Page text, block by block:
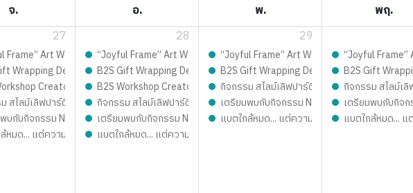
จ. อ. พ. พฤ.
27 28 29
Frame” Art Workshop ดีไซน์เฟรมการ์ด ชิ้นเดียวในโลก เติมเต็มความสนุก จอยทุกเจน กับ เก่งน้ำปิง
“Joyful Frame” Art Workshop ดีไซน์เฟรมการ์ด ชิ้นเดียวในโลก เติมเต็มความ
“Joyful Frame” Art Workshop ดีไซน์เฟรมการ์
“Joyful
Wrapping Design contest 2026 LIVE Playfull: ส่งมอบความสุข สนุกจอยทุกเจน
B2S Gift Wrapping Design contest 2026 LIVE Playfull: ส่งมอบความสุข สนุ
B2S Gift Wrapping Design contest 2026
B2S Gift
Creator – เปิดรับสมัครB2S Workshop Creator – เปิดรับสมัครกิจกรรม สไลม์เลิฟปาร์ตี้ ปั้นสนุกสุดมุ้งมิ้ง -
กิจกรรม สไลม์เ
สไลม์เลิฟปาร์ตี้ ปั้นสนุกสุดมุ้งมิ้ง - Magical SLIME LOVE PARTY By Elmer’s
กิจกรรม สไลม์เลิฟปาร์ตี้ ปั้นสนุกสุดมุ้งมิ้ง - Magical SLIME LOVE PARTY By
เตรียมพบกับกิจกรรม New Trainer Journey On
เตรียมพบกับกิจก
บกับกิจกรรม New Trainer Journey On Tour !!เตรียมพบกับกิจกรรม New Trainer Journey On Tour !!
แบตใกล้หมด... แต่ความสนุกยังชาร์จได้!
แบตใกล้หมด...
หมด... แต่ความสนุกยังชาร์จได้!แบตใกล้หมด... แต่ความสนุกยังชาร์จได้!